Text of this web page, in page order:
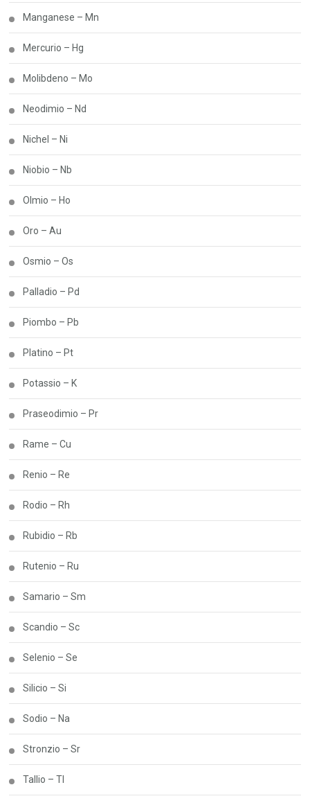
Manganese – Mn
Mercurio – Hg
Molibdeno – Mo
Neodimio – Nd
Nichel – Ni
Niobio – Nb
Olmio – Ho
Oro – Au
Osmio – Os
Palladio – Pd
Piombo – Pb
Platino – Pt
Potassio – K
Praseodimio – Pr
Rame – Cu
Renio – Re
Rodio – Rh
Rubidio – Rb
Rutenio – Ru
Samario – Sm
Scandio – Sc
Selenio – Se
Silicio – Si
Sodio – Na
Stronzio – Sr
Tallio – Tl